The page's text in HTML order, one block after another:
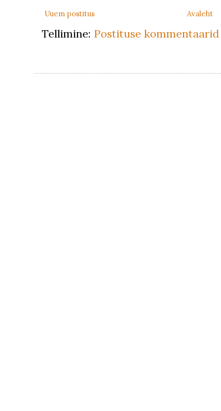
Uuem postitus Avaleht
Tellimine: Postituse